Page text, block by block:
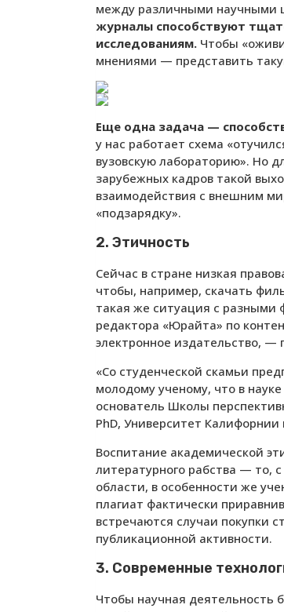
между различными научными
журналы способствуют
исследованиям. Чтобы
мнениями — представить
Еще одна задача —
у нас работает схема
вузовскую лабораторию». Но
зарубежных кадров такой
взаимодействия с внешним
«подзарядку».
2. Этичность
Сейчас в стране низкая
чтобы, например, скачать
такая же ситуация с разными
редактора «Юрайта» по
электронное издательство, —
«Со студенческой скамьи
молодому ученому, что в
основатель Школы
PhD, Университет Калифорнии
Воспитание академической
литературного рабства — то,
области, в особенности же
плагиат фактически
встречаются случаи покупки
публикационной активности.
3. Современные
Чтобы научная деятельность